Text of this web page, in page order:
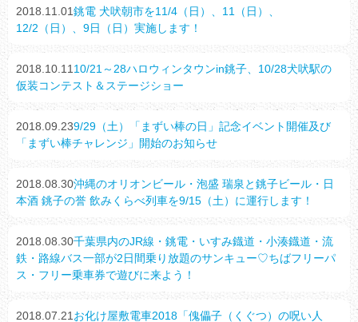
2018.11.01銚電 犬吠朝市を11/4（日）、11（日）、
12/2（日）、9日（日）実施します！
2018.10.1110/21～28ハロウィンタウンin銚子、10/28犬吠駅の
仮装コンテスト＆ステージショー
2018.09.239/29（土）「まずい棒の日」記念イベント開催及び
「まずい棒チャレンジ」開始のお知らせ
2018.08.30沖縄のオリオンビール・泡盛 瑞泉と銚子ビール・日
本酒 銚子の誉 飲みくらべ列車を9/15（土）に運行します！
2018.08.30千葉県内のJR線・銚電・いすみ鐡道・小湊鐡道・流
鉄・路線バス一部が2日間乗り放題のサンキュー♡ちばフリーパ
ス・フリー乗車券で遊びに来よう！
2018.07.21お化け屋敷電車2018「傀儡子（くぐつ）の呪い人